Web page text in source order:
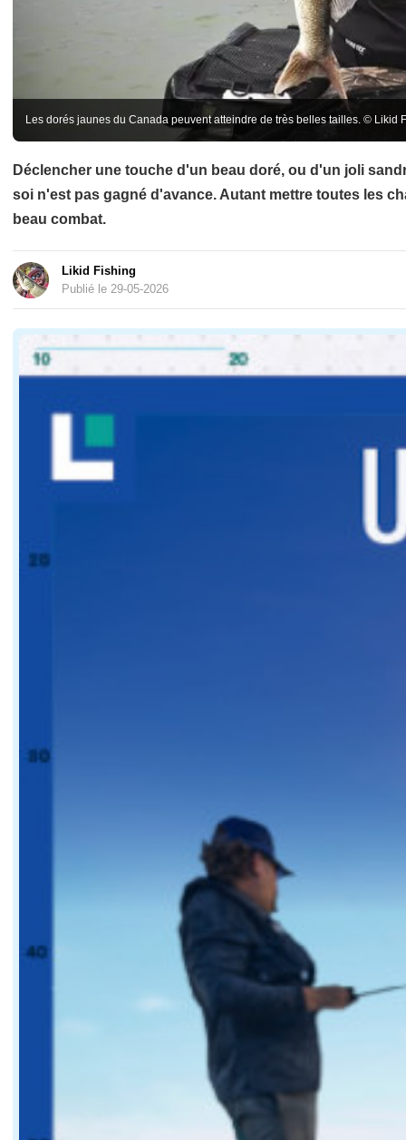
Les dorés jaunes du Canada peuvent atteindre de très belles tailles. © Likid
Déclencher une touche d'un beau doré, ou d'un joli
soi n'est pas gagné d'avance. Autant mettre toutes les
beau combat.
Likid Fishing
Publié le 29-05-2026